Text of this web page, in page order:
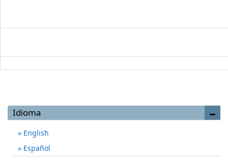
Idioma
English
Español